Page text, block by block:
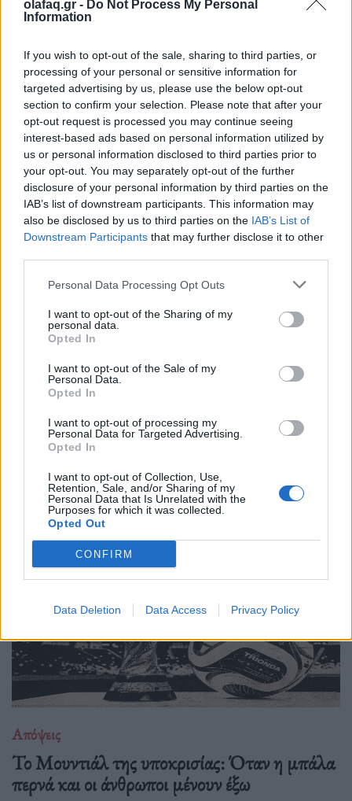
olafaq.gr - Do Not Process My Personal
Information
If you wish to opt-out of the sale, sharing to third parties, or
processing of your personal or sensitive information for
targeted advertising by us, please use the below opt-out
section to confirm your selection. Please note that after your
opt-out request is processed you may continue seeing
interest-based ads based on personal information utilized by
us or personal information disclosed to third parties prior to
your opt-out. You may separately opt-out of the further
disclosure of your personal information by third parties on the
IAB’s list of downstream participants. This information may
also be disclosed by us to third parties on the IAB’s List of
Downstream Participants that may further disclose it to other
Personal Data Processing Opt Outs
I want to opt-out of the Sharing of my
personal data.
Opted In
I want to opt-out of the Sale of my
Personal Data.
Opted In
I want to opt-out of processing my
Personal Data for Targeted Advertising.
Opted In
I want to opt-out of Collection, Use,
Retention, Sale, and/or Sharing of my
Personal Data that Is Unrelated with the
Purposes for which it was collected.
Opted Out
CONFIRM
Data Deletion Data Access Privacy Policy
28.05.26
Κάθε καλοκαίρι δεν έρχονται μόνο οι συναυλίες. Έρχεται κι
εκείνος που θα σου πει αν αξίζεις να είσαι εκεί. Spoiler: «δεν
αξίζεις».
Απόψεις
Πολιτιστική στασιμότητα powered by AI:
Tο μέλλον μοιάζει ήδη βαρετό
20.05.26
Νέα έρευνα δείχνει πως όταν η τεχνητή νοημοσύνη τρέφεται
με δικό της περιεχόμενο, καταλήγει να παράγει όλο και πιο
άψυχο, προβλέψιμο και μέτριο υλικό. Με λίγα λόγια, το
internet μετατρέπεται σιγά σιγά
Απόψεις
Το Μουντιάλ της υποκρισίας: Όταν η μπάλα
περνά και οι άνθρωποι μένουν έξω